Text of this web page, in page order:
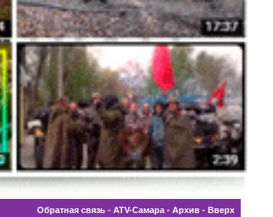
Обратная связь - ATV-Самара - Архив - Вверх